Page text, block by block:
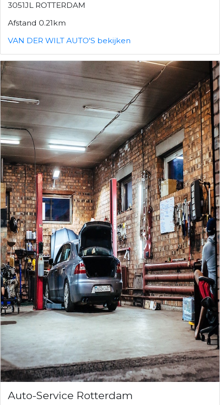
3051JL ROTTERDAM
Afstand 0.21km
VAN DER WILT AUTO'S bekijken
Auto-Service Rotterdam